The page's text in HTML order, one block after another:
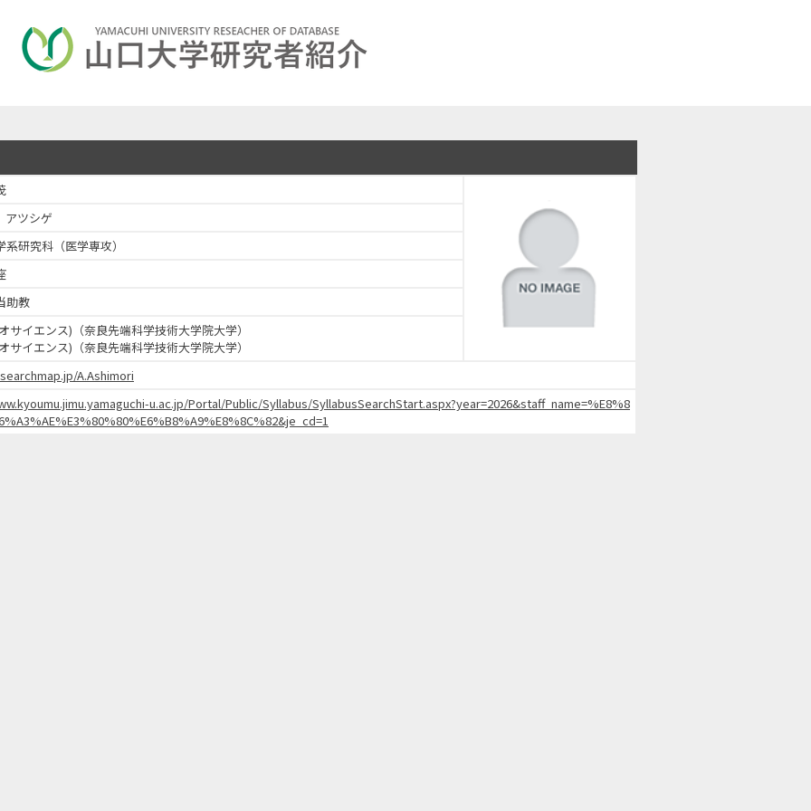
ツシゲ
研究科（医学専攻）
助教
サイエンス)（奈良先端科学技術大学院大学）
サイエンス)（奈良先端科学技術大学院大学）
A.Ashimori
u.ac.jp/Portal/Public/Syllabus/SyllabusSearchStart.aspx?year=2026&staff_name=%E8%8